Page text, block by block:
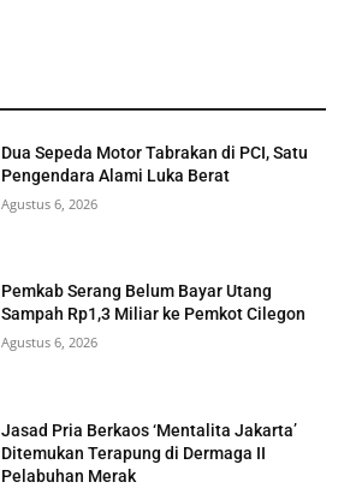
Dua Sepeda Motor Tabrakan di PCI, Satu
Pengendara Alami Luka Berat
Agustus 6, 2026
Pemkab Serang Belum Bayar Utang
Sampah Rp1,3 Miliar ke Pemkot Cilegon
Agustus 6, 2026
Jasad Pria Berkaos ‘Mentalita Jakarta’
Ditemukan Terapung di Dermaga II
Pelabuhan Merak